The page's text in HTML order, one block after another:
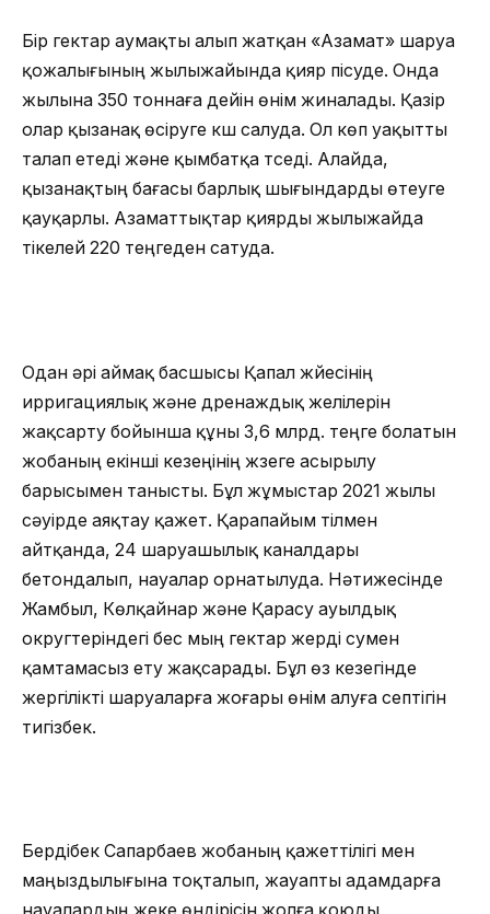
Бір гектар аумақты алып жатқан «Азамат» шаруа
қожалығының жылыжайында қияр пісуде. Онда
жылына 350 тоннаға дейін өнім жиналады. Қазір
олар қызанақ өсіруге күш салуда. Ол көп уақытты
талап етеді және қымбатқа түседі. Алайда,
қызанақтың бағасы барлық шығындарды өтеуге
қауқарлы. Азаматтықтар қиярды жылыжайда
тікелей 220 теңгеден сатуда.
Одан әрі аймақ басшысы Қапал жүйесінің
ирригациялық және дренаждық желілерін
жақсарту бойынша құны 3,6 млрд. теңге болатын
жобаның екінші кезеңінің жүзеге асырылу
барысымен танысты. Бұл жұмыстар 2021 жылы
сәуірде аяқтау қажет. Қарапайым тілмен
айтқанда, 24 шаруашылық каналдары
бетондалып, науалар орнатылуда. Нәтижесінде
Жамбыл, Көлқайнар және Қарасу ауылдық
округтеріндегі бес мың гектар жерді сумен
қамтамасыз ету жақсарады. Бұл өз кезегінде
жергілікті шаруаларға жоғары өнім алуға септігін
тигізбек.
Бердібек Сапарбаев жобаның қажеттілігі мен
маңыздылығына тоқталып, жауапты адамдарға